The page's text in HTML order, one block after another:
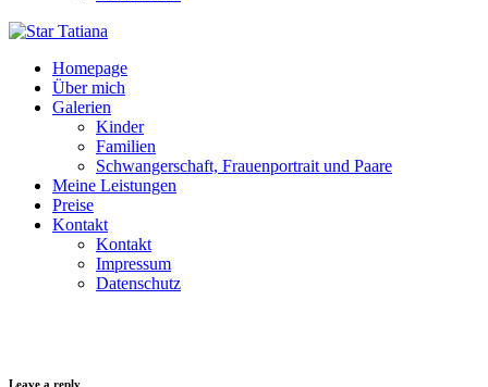
Homepage
Über mich
Galerien
Kinder
Familien
Schwangerschaft, Frauenportrait und Paare
Meine Leistungen
Preise
Kontakt
Kontakt
Impressum
Datenschutz
Leave a reply